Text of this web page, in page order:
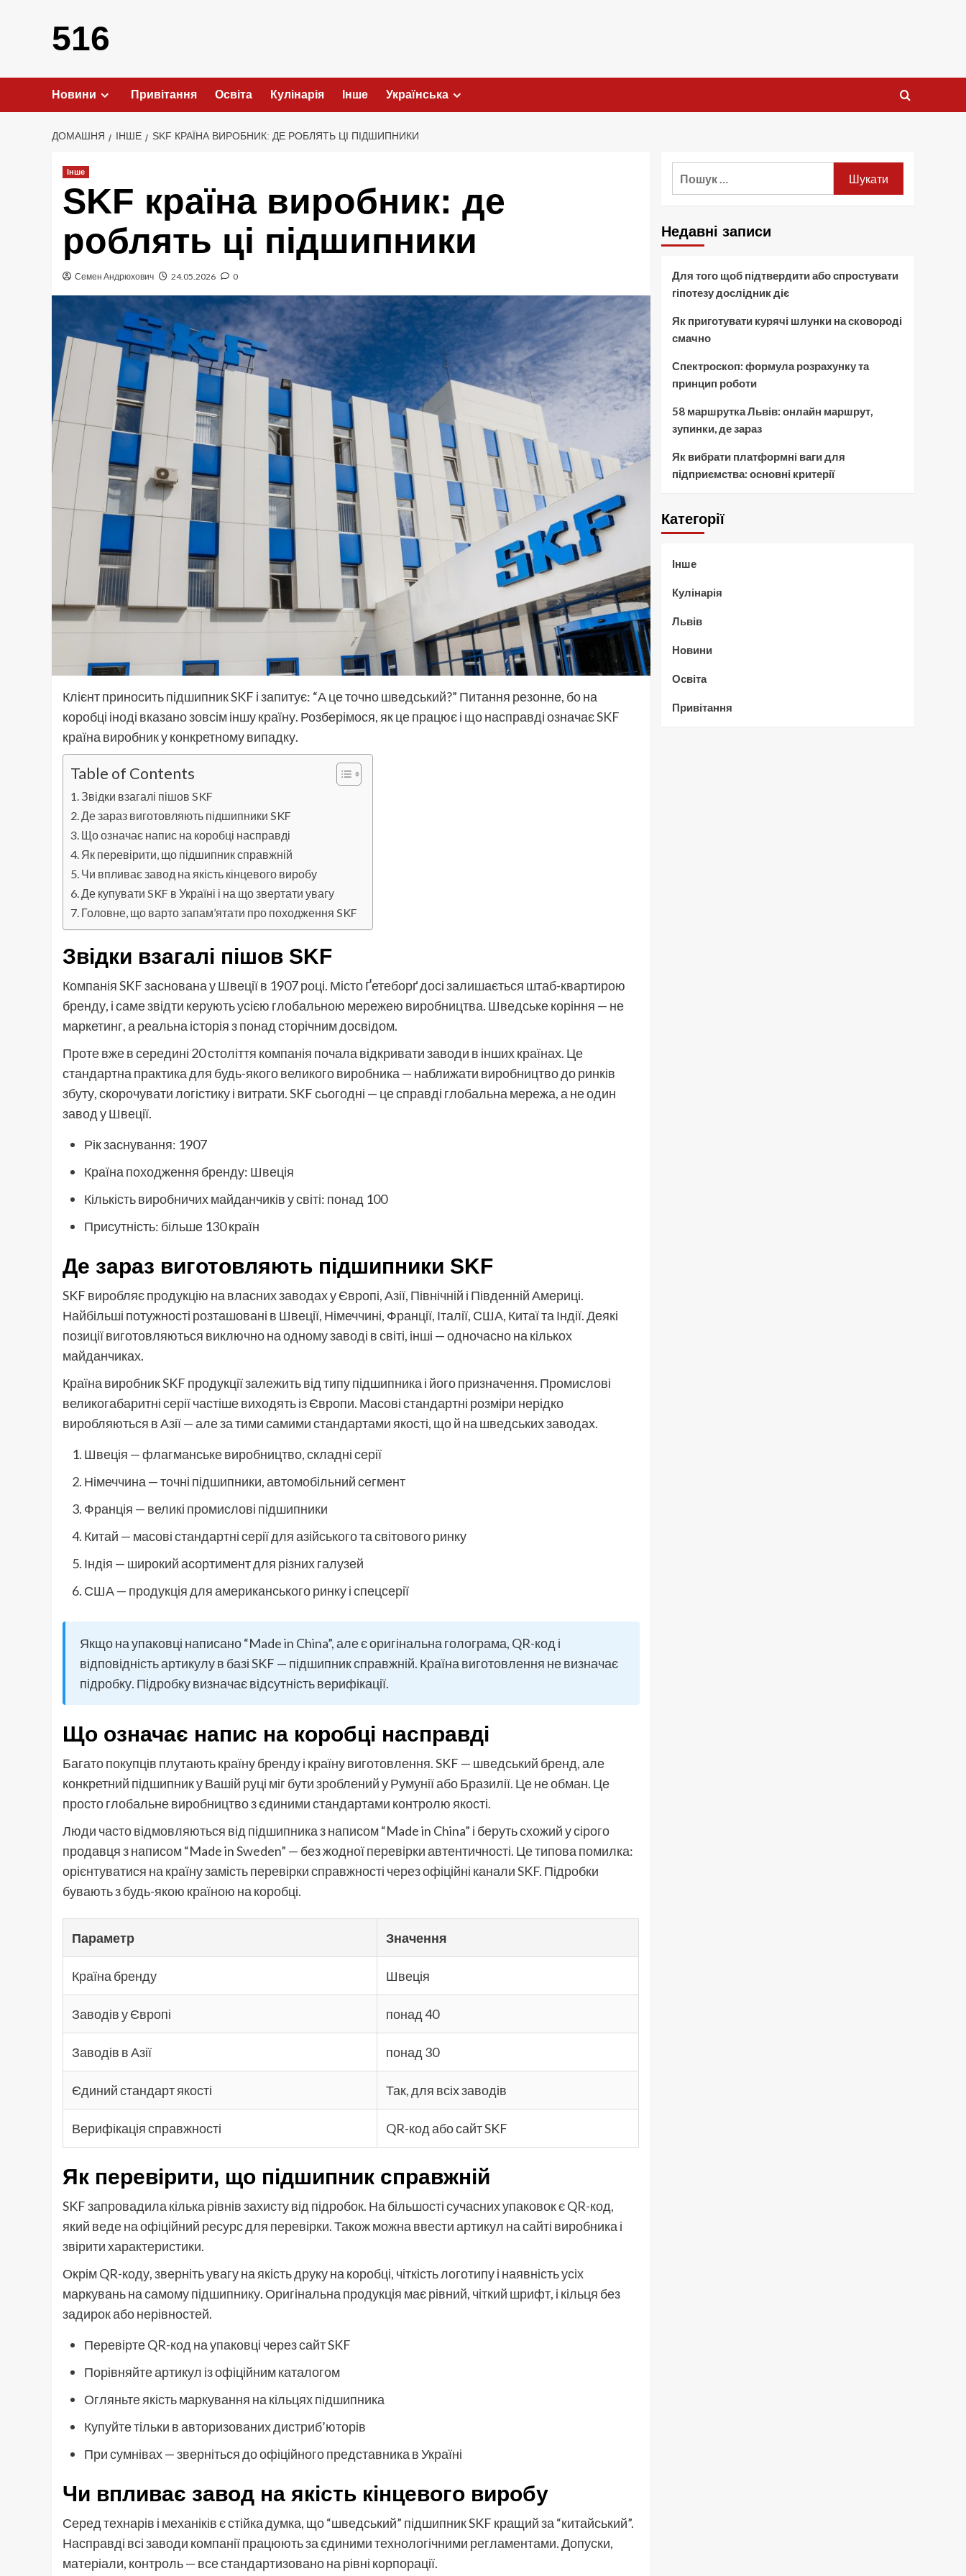
516
Новини Привітання Освіта Кулінарія Інше Українська
ДОМАШНЯ ІНШЕ SKF КРАЇНА ВИРОБНИК: ДЕ РОБЛЯТЬ ЦІ ПІДШИПНИКИ
Інше
SKF країна виробник: де
роблять ці підшипники
Семен Андрюхович 24.05.2026 0
Клієнт приносить підшипник SKF і запитує: “А це точно шведський?” Питання резонне, бо на
коробці іноді вказано зовсім іншу країну. Розберімося, як це працює і що насправді означає SKF
країна виробник у конкретному випадку.
Table of Contents
Звідки взагалі пішов SKF
Де зараз виготовляють підшипники SKF
Що означає напис на коробці насправді
Як перевірити, що підшипник справжній
Чи впливає завод на якість кінцевого виробу
Де купувати SKF в Україні і на що звертати увагу
Головне, що варто запам’ятати про походження SKF
Звідки взагалі пішов SKF
Компанія SKF заснована у Швеції в 1907 році. Місто Ґетеборґ досі залишається штаб-квартирою
бренду, і саме звідти керують усією глобальною мережею виробництва. Шведське коріння — не
маркетинг, а реальна історія з понад сторічним досвідом.
Проте вже в середині 20 століття компанія почала відкривати заводи в інших країнах. Це
стандартна практика для будь-якого великого виробника — наближати виробництво до ринків
збуту, скорочувати логістику і витрати. SKF сьогодні — це справді глобальна мережа, а не один
завод у Швеції.
Рік заснування: 1907
Країна походження бренду: Швеція
Кількість виробничих майданчиків у світі: понад 100
Присутність: більше 130 країн
Де зараз виготовляють підшипники SKF
SKF виробляє продукцію на власних заводах у Європі, Азії, Північній і Південній Америці.
Найбільші потужності розташовані в Швеції, Німеччині, Франції, Італії, США, Китаї та Індії. Деякі
позиції виготовляються виключно на одному заводі в світі, інші — одночасно на кількох
майданчиках.
Країна виробник SKF продукції залежить від типу підшипника і його призначення. Промислові
великогабаритні серії частіше виходять із Європи. Масові стандартні розміри нерідко
виробляються в Азії — але за тими самими стандартами якості, що й на шведських заводах.
Швеція — флагманське виробництво, складні серії
Німеччина — точні підшипники, автомобільний сегмент
Франція — великі промислові підшипники
Китай — масові стандартні серії для азійського та світового ринку
Індія — широкий асортимент для різних галузей
США — продукція для американського ринку і спецсерії
Якщо на упаковці написано “Made in China”, але є оригінальна голограма, QR-код і
відповідність артикулу в базі SKF — підшипник справжній. Країна виготовлення не визначає
підробку. Підробку визначає відсутність верифікації.
Що означає напис на коробці насправді
Багато покупців плутають країну бренду і країну виготовлення. SKF — шведський бренд, але
конкретний підшипник у Вашій руці міг бути зроблений у Румунії або Бразилії. Це не обман. Це
просто глобальне виробництво з єдиними стандартами контролю якості.
Люди часто відмовляються від підшипника з написом “Made in China” і беруть схожий у сірого
продавця з написом “Made in Sweden” — без жодної перевірки автентичності. Це типова помилка:
орієнтуватися на країну замість перевірки справжності через офіційні канали SKF. Підробки
бувають з будь-якою країною на коробці.
Параметр Значення
Країна бренду Швеція
Заводів у Європі понад 40
Заводів в Азії понад 30
Єдиний стандарт якості Так, для всіх заводів
Верифікація справжності QR-код або сайт SKF
Як перевірити, що підшипник справжній
SKF запровадила кілька рівнів захисту від підробок. На більшості сучасних упаковок є QR-код,
який веде на офіційний ресурс для перевірки. Також можна ввести артикул на сайті виробника і
звірити характеристики.
Окрім QR-коду, зверніть увагу на якість друку на коробці, чіткість логотипу і наявність усіх
маркувань на самому підшипнику. Оригінальна продукція має рівний, чіткий шрифт, і кільця без
задирок або нерівностей.
Перевірте QR-код на упаковці через сайт SKF
Порівняйте артикул із офіційним каталогом
Огляньте якість маркування на кільцях підшипника
Купуйте тільки в авторизованих дистриб’юторів
При сумнівах — зверніться до офіційного представника в Україні
Чи впливає завод на якість кінцевого виробу
Серед технарів і механіків є стійка думка, що “шведський” підшипник SKF кращий за “китайський”.
Насправді всі заводи компанії працюють за єдиними технологічними регламентами. Допуски,
матеріали, контроль — все стандартизовано на рівні корпорації.
Недавні записи
Для того щоб підтвердити або спростувати
гіпотезу дослідник діє
Як приготувати курячі шлунки на сковороді
смачно
Спектроскоп: формула розрахунку та
принцип роботи
58 маршрутка Львів: онлайн маршрут,
зупинки, де зараз
Як вибрати платформні ваги для
підприємства: основні критерії
Категорії
Інше
Кулінарія
Львів
Новини
Освіта
Привітання